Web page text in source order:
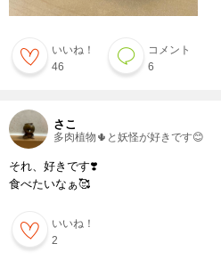
いいね！
46
コメント
6
さこ
多肉植物🌵と妖怪が好きです😊
それ、好きです❣️
食べたいなぁ🥰
いいね！
2